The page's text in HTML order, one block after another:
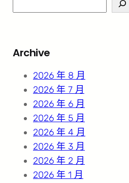
e
c
Archive
2026 年 8 月
2026 年 7 月
2026 年 6 月
2026 年 5 月
2026 年 4 月
2026 年 3 月
2026 年 2 月
2026 年 1 月